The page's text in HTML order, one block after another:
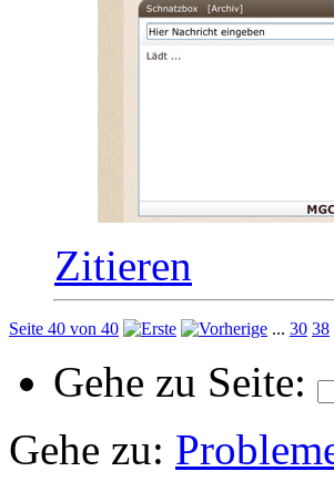
Zitieren
Seite 40 von 40 ... 30 38
Gehe zu Seite:
Gehe zu: